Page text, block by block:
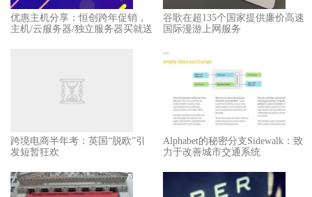
优惠主机分享：恒创跨年促销，
主机/云服务器/独立服务器买就送
谷歌在超135个国家提供廉价高速
国际漫游上网服务
跨境电商半年考：英国“脱欧”引
发短暂狂欢
Alphabet的秘密分支Sidewalk：致
力于改善城市交通系统